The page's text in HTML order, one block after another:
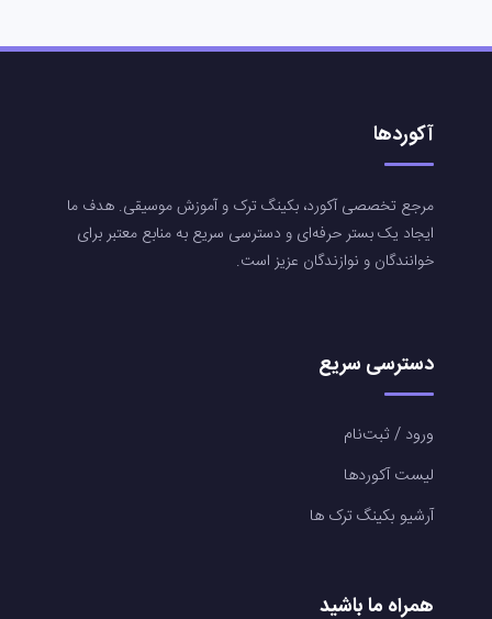
آکوردها
مرجع تخصصی آکورد، بکینگ ترک و آموزش موسیقی. هدف ما
ایجاد یک بستر حرفه‌ای و دسترسی سریع به منابع معتبر برای
خوانندگان و نوازندگان عزیز است.
دسترسی سریع
ورود / ثبت‌نام
لیست آکوردها
آرشیو بکینگ ترک ها
همراه ما باشید